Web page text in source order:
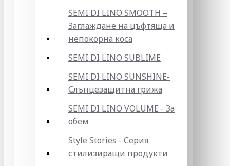
SEMI DI LINO SMOOTH –
Заглаждане на цъфтяща и
непокорна коса
SEMI DI LINO SUBLIME
SEMI DI LINO SUNSHINE-
Слънцезащитна грижа
SEMI DI LINO VOLUME - За
обем
Style Stories - Серия
стилизиращи продукти